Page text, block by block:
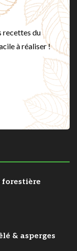
recettes du
à réaliser !
forestière
& asperges